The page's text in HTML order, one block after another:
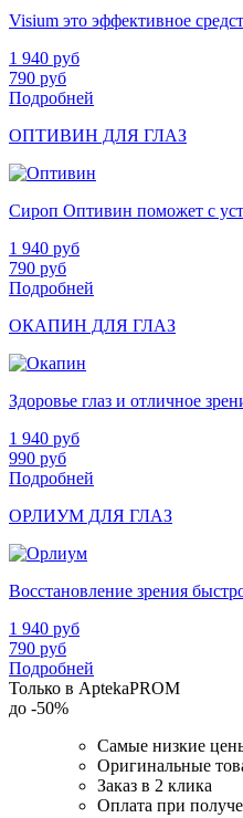
Visium это эффективное
1 940 руб
790 руб
Подробней
ОПТИВИН ДЛЯ ГЛАЗ
Сироп Оптивин поможет с
1 940 руб
790 руб
Подробней
ОКАПИН ДЛЯ ГЛАЗ
Здоровье глаз и отличное
1 940 руб
990 руб
Подробней
ОРЛИУМ ДЛЯ ГЛАЗ
Восстановление зрения
1 940 руб
790 руб
Подробней
Только в AptekaPROM
до -50%
Самые низкие
Оригинальные
Заказ в 2 клика
Оплата при